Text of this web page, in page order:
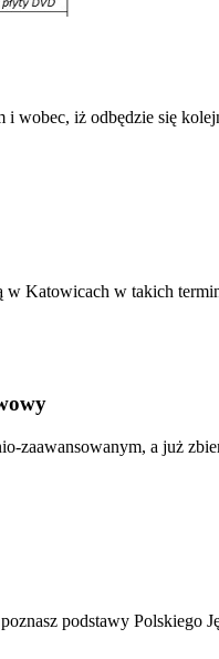
iż odbędzie się
Katowicach w takich
zaawansowanym, a już
podstawy Polskiego